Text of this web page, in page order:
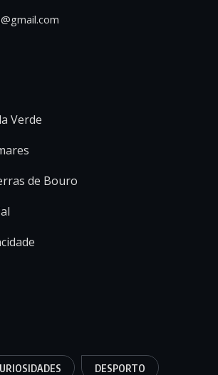
Verde
de Bouro
DESPORTO